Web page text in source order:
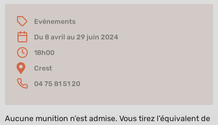
Evénements
Du 8 avril au 29 juin 2024
18h00
Crest
04 75 81 51 20
Aucune munition n’est admise. Vous tirez l’équivalent de